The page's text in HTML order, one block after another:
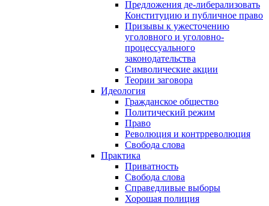
Предложения де-либерализовать
Конституцию и публичное право
Призывы к ужесточению
уголовного и уголовно-
процессуального
законодательства
Символические акции
Теории заговора
Идеология
Гражданское общество
Политический режим
Право
Революция и контрреволюция
Свобода слова
Практика
Приватность
Свобода слова
Справедливые выборы
Хорошая полиция